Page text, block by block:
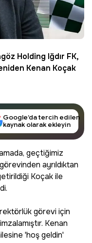
Holding Iğdır FK,
Kenan Koçak
Google’da tercih edilen
kaynak olarak ekleyin
geçtiğimiz
görevinden ayrıldıktan
Koçak ile
görevi için
Kenan
'hoş geldin'